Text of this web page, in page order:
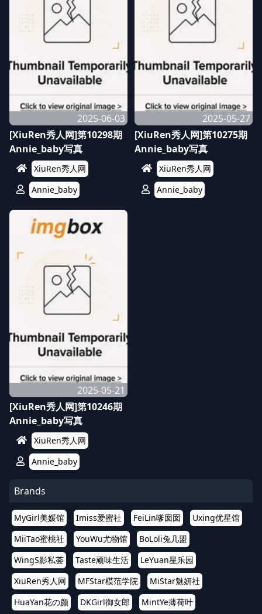
2025-06-03
[XiuRen秀人网]第10298期
Annie_baby写真
XiuRen秀人网
Annie_baby
2025-05-27
[XiuRen秀人网]第10275期
Annie_baby写真
XiuRen秀人网
Annie_baby
2025-05-21
[XiuRen秀人网]第10246期
Annie_baby写真
XiuRen秀人网
Annie_baby
Brands
MyGirl美媛馆 Imiss爱蜜社 FeiLin嗲囡囡
Uxing优星馆
MiiTao蜜桃社
YouWu尤物馆
BoLoli兔几盟
WingS影私荟
Taste顽味生活
LeYuan星乐园
XiuRen秀人网
MFStar模范学院
MiStar魅妍社
HuaYan花の颜
DKGirl御女郎 MintYe薄荷叶